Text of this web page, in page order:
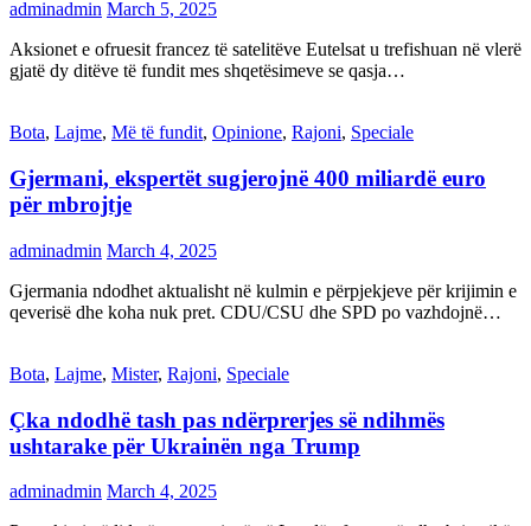
adminadmin March 5, 2025
Aksionet e ofruesit francez të satelitëve Eutelsat u trefishuan në vlerë
gjatë dy ditëve të fundit mes shqetësimeve se qasja…
Bota, Lajme, Më të fundit, Opinione, Rajoni, Speciale
Gjermani, ekspertët sugjerojnë 400 miliardë euro
për mbrojtje
adminadmin March 4, 2025
Gjermania ndodhet aktualisht në kulmin e përpjekjeve për krijimin e
qeverisë dhe koha nuk pret. CDU/CSU dhe SPD po vazhdojnë…
Bota, Lajme, Mister, Rajoni, Speciale
Çka ndodhë tash pas ndërprerjes së ndihmës
ushtarake për Ukrainën nga Trump
adminadmin March 4, 2025